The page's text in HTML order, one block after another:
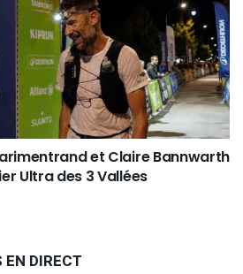
et Claire Bannwarth
Ultra des 3 Vallées
EN DIRECT